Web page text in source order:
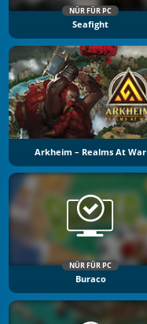
NÜR FÜR PC
Seafight
Arkheim – Realms At War
NÜR FÜR PC
Buraco